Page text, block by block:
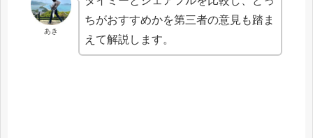
あき
ちがおすすめかを第三者の意見も踏ま
えて解説します。